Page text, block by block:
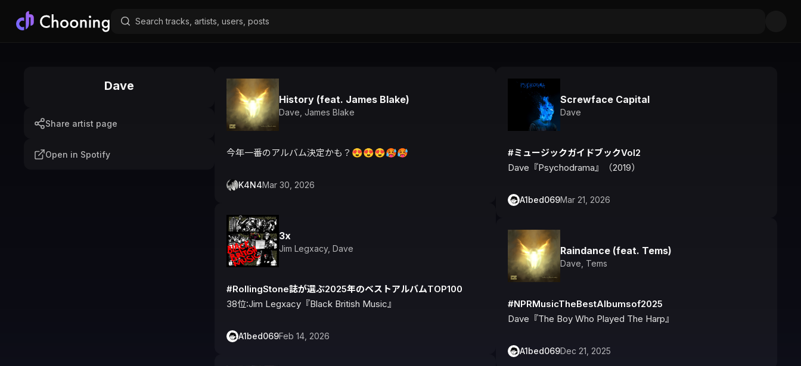
Dave
Share artist page
Open in Spotify
History (feat. James Blake)
Dave James Blake
今年一番のアルバム決定かも？😍😍😍🥵🥵
K4N4Mar 30, 2026
3x
Jim Legxacy, Dave
#RollingStone誌が選ぶ2025年のベストアルバムTOP100
38位:Jim Legxacy『Black British Music』
A1bed069Feb 14, 2026
Screwface Capital
Dave
#ミュージックガイドブックVol2
Dave『Psychodrama』（2019）
A1bed069Mar 21, 2026
Raindance (feat. Tems)
Dave Tems
#NPRMusicTheBestAlbumsof2025
Dave『The Boy Who Played The Harp』
A1bed069Dec 21, 2025